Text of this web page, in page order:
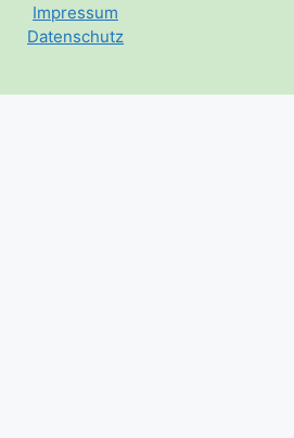
Impressum
Datenschutz